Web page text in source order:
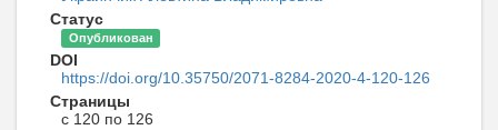
Статус
Опубликован
DOI
https://doi.org/10.35750/2071-8284-2020-4-120-126
Страницы
с 120 по 126